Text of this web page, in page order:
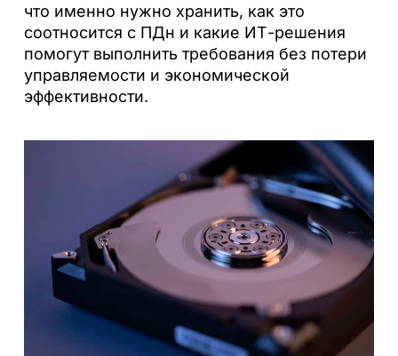
что именно нужно хранить, как это
соотносится с ПДн и какие ИТ-решения
помогут выполнить требования без потери
управляемости и экономической
эффективности.